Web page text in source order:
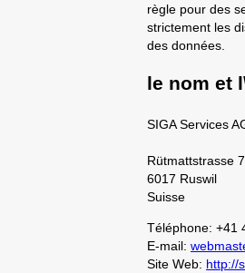
règle pour des
strictement les
des données.
le nom et
SIGA Services
Rütmattstrasse 7
6017 Ruswil
Suisse
Téléphone: +41
E-mail:
Site Web: http://